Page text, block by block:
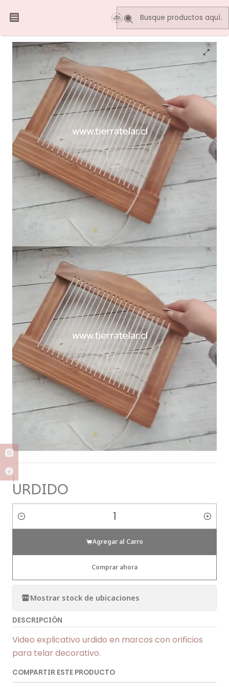
Tutoriales URDIDO
|
URDIDO
Cantidad
Agregar al Carro
Comprar ahora
Mostrar stock de ubicaciones
DESCRIPCIÓN
Video explicativo urdido en marcos con orificios
para telar decorativo.
COMPARTIR ESTE PRODUCTO